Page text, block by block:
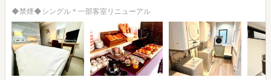
◆禁煙◆シングル＊一部客室リニューアル